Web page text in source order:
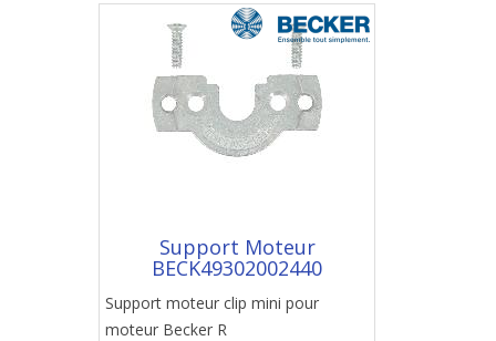
Support Moteur
BECK49302002440
Support moteur clip mini pour
moteur Becker R